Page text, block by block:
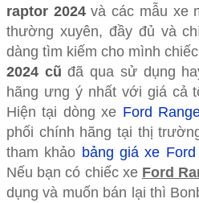
raptor 2024và các mẫu xe
thường xuyên, đầy đủ và
dàng tìm kiếm cho mình
2024 cũ đã qua sử dụng
hãng ưng ý nhất với giá cả
Hiện tại dòng xe Ford
phối chính hãng tại thị
tham khảo bảng giá xe
Nếu bạn có chiếc xe Ford
dụng và muốn bán lại thì